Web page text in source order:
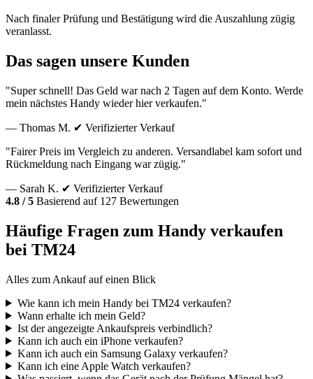
Nach finaler Prüfung und Bestätigung wird die Auszahlung zügig
veranlasst.
Das sagen unsere Kunden
"Super schnell! Das Geld war nach 2 Tagen auf dem Konto. Werde
mein nächstes Handy wieder hier verkaufen."
— Thomas M. ✔ Verifizierter Verkauf
"Fairer Preis im Vergleich zu anderen. Versandlabel kam sofort und
Rückmeldung nach Eingang war zügig."
— Sarah K. ✔ Verifizierter Verkauf
4.8 / 5 Basierend auf 127 Bewertungen
Häufige Fragen zum Handy verkaufen
bei TM24
Alles zum Ankauf auf einen Blick
Wie kann ich mein Handy bei TM24 verkaufen?
Wann erhalte ich mein Geld?
Ist der angezeigte Ankaufspreis verbindlich?
Kann ich auch ein iPhone verkaufen?
Kann ich auch ein Samsung Galaxy verkaufen?
Kann ich eine Apple Watch verkaufen?